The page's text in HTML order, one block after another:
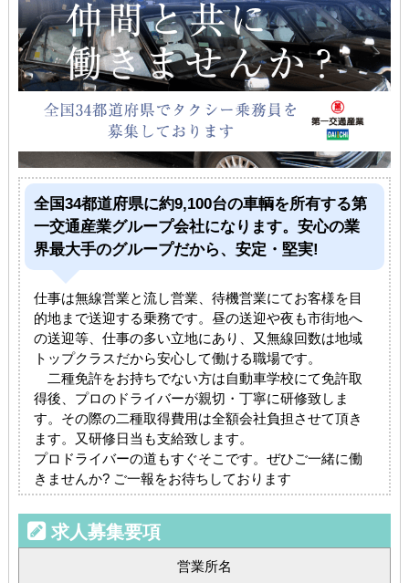
全国34都道府県に約9,100台の車輌を所有する第
一交通産業グループ会社になります。安心の業
界最大手のグループだから、安定・堅実!
仕事は無線営業と流し営業、待機営業にてお客様を目
的地まで送迎する乗務です。昼の送迎や夜も市街地へ
の送迎等、仕事の多い立地にあり、又無線回数は地域
トップクラスだから安心して働ける職場です。
二種免許をお持ちでない方は自動車学校にて免許取
得後、プロのドライバーが親切・丁寧に研修致しま
す。その際の二種取得費用は全額会社負担させて頂き
ます。又研修日当も支給致します。
プロドライバーの道もすぐそこです。ぜひご一緒に働
きませんか? ご一報をお待ちしております
求人募集要項
営業所名